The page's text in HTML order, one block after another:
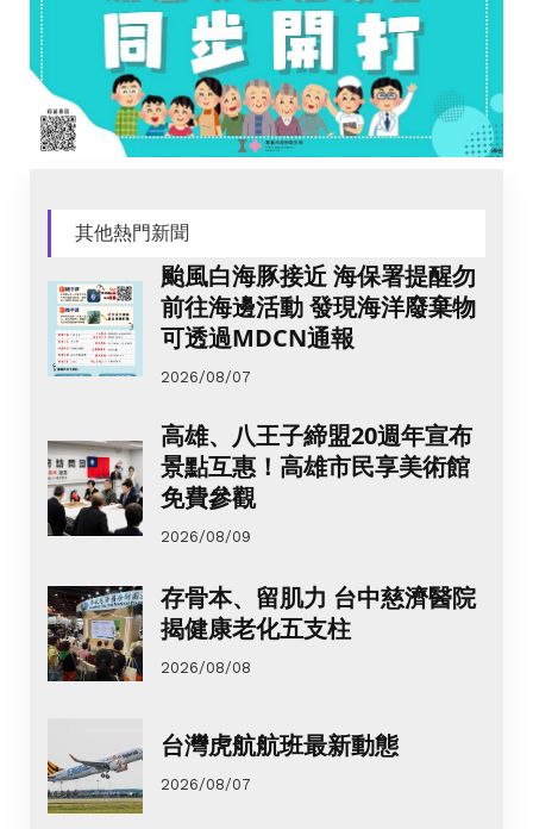
其他熱門新聞
颱風白海豚接近 海保署提醒勿
前往海邊活動 發現海洋廢棄物
可透過MDCN通報
2026/08/07
高雄、八王子締盟20週年宣布
景點互惠！高雄市民享美術館
免費參觀
2026/08/09
存骨本、留肌力 台中慈濟醫院
揭健康老化五支柱
2026/08/08
台灣虎航航班最新動態
2026/08/07